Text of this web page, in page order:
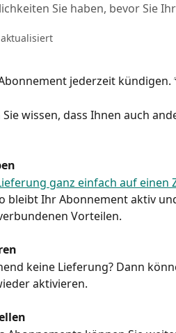
Sie haben, bevor Sie
jederzeit kündigen.
wissen, dass Ihnen auch
ganz einfach auf einen
bleibt Ihr Abonnement aktiv
Vorteilen.
keine Lieferung? Dann
aktivieren.